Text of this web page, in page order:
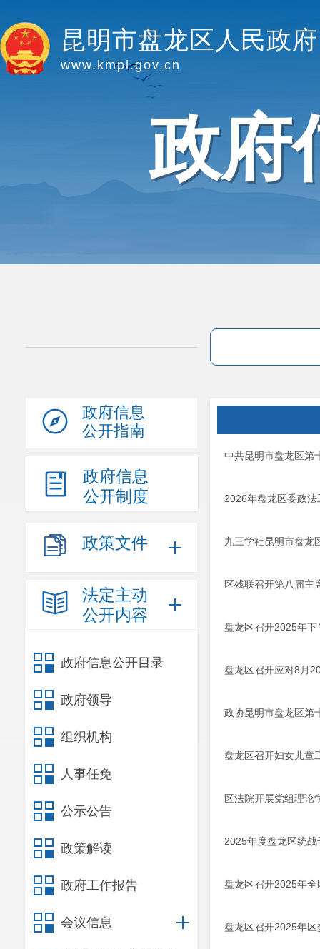
昆明市盘龙区人民政府
www.kmpl.gov.cn
政府
政府信息
公开指南
政府信息
公开制度
政策文件
法定主动
公开内容
政府信息公开目录
政府领导
组织机构
人事任免
公示公告
政策解读
政府工作报告
会议信息
中共昆明市盘龙区第
2026年盘龙区委政
九三学社昆明市盘龙
区残联召开第八届主
盘龙区召开2025年下
盘龙区召开应对8月
政协昆明市盘龙区第
盘龙区召开妇女儿童
区法院开展党组理论
2025年度盘龙区统
盘龙区召开2025年
盘龙区召开2025年区